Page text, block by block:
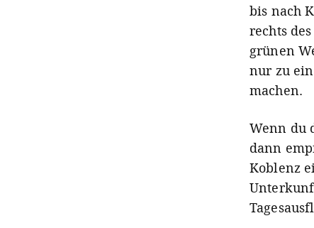
bis nach
rechts
grünen
nur zu
machen.
Wenn du
dann
Koblenz